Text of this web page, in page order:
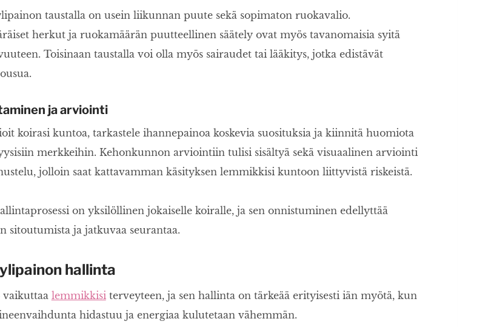
taustalla on usein liikunnan puute sekä sopimaton ruokavalio.
herkut ja ruokamäärän puutteellinen säätely ovat myös tavanomaisia syitä
Toisinaan taustalla voi olla myös sairaudet tai lääkitys, jotka edistävät
ja arviointi
koirasi kuntoa, tarkastele ihannepainoa koskevia suosituksia ja kiinnitä huomiota
merkkeihin. Kehonkunnon arviointiin tulisi sisältyä sekä visuaalinen arviointi
jolloin saat kattavamman käsityksen lemmikkisi kuntoon liittyvistä riskeistä.
on yksilöllinen jokaiselle koiralle, ja sen onnistuminen edellyttää
sitoutumista ja jatkuvaa seurantaa.
hallinta
lemmikkisi terveyteen, ja sen hallinta on tärkeää erityisesti iän myötä, kun
hidastuu ja energiaa kulutetaan vähemmän.